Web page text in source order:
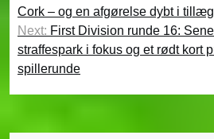
Cork – og en afgørelse dybt i
Next: First Division runde 16:
straffespark i fokus og et rødt kort
spillerunde